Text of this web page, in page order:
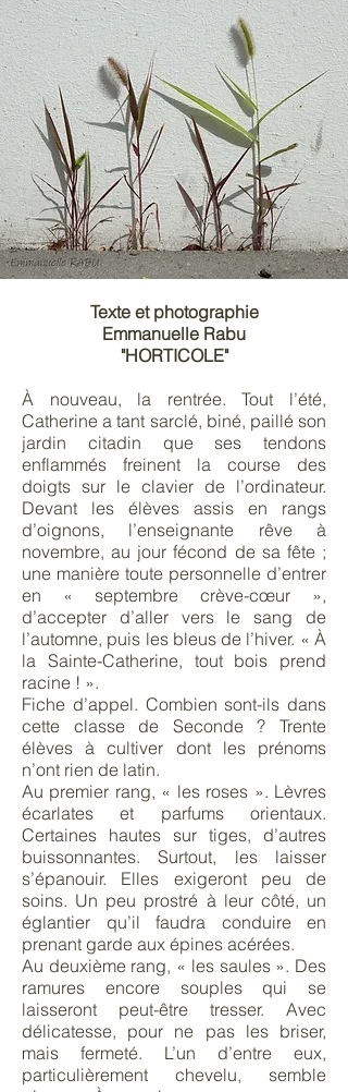
Texte et photographie
Emmanuelle Rabu
"HORTICOLE"
À nouveau, la rentrée. Tout l’été,
Catherine a tant sarclé, biné, paillé son
jardin citadin que ses tendons
enflammés freinent la course des
doigts sur le clavier de l’ordinateur.
Devant les élèves assis en rangs
d’oignons, l’enseignante rêve à
novembre, au jour fécond de sa fête ;
une manière toute personnelle d’entrer
en « septembre crève-cœur »,
d’accepter d’aller vers le sang de
l’automne, puis les bleus de l’hiver. « À
la Sainte-Catherine, tout bois prend
racine ! ».
Fiche d’appel. Combien sont-ils dans
cette classe de Seconde ? Trente
élèves à cultiver dont les prénoms
n’ont rien de latin.
Au premier rang, « les roses ». Lèvres
écarlates et parfums orientaux.
Certaines hautes sur tiges, d’autres
buissonnantes. Surtout, les laisser
s’épanouir. Elles exigeront peu de
soins. Un peu prostré à leur côté, un
églantier qu’il faudra conduire en
prenant garde aux épines acérées.
Au deuxième rang, « les saules ». Des
ramures encore souples qui se
laisseront peut-être tresser. Avec
délicatesse, pour ne pas les briser,
mais fermeté. L’un d’entre eux,
particulièrement chevelu, semble